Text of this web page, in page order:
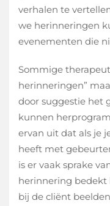
verhalen te
we herinneringen
evenementen die
Sommige
herinneringen”
door suggestie het
kunnen
ervan uit dat als je
heeft met
is er vaak sprake
herinnering bedekt
bij de cliënt